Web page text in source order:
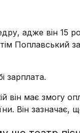
адже він 15
Поплавський
зарплата.
він має змогу
Він